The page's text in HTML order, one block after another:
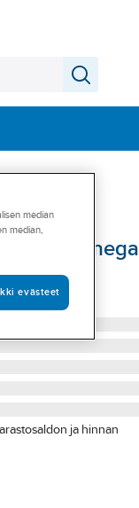
Omega
ja hinnan
median
median,
evästeet